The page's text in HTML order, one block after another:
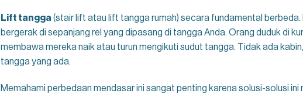
Lift tangga (stair lift atau lift tangga rumah) secara fundamental
bergerak di sepanjang rel yang dipasang di tangga Anda. Orang duduk di
membawa mereka naik atau turun mengikuti sudut tangga. Tidak ada
tangga yang ada.
Memahami perbedaan mendasar ini sangat penting karena solusi-solusi